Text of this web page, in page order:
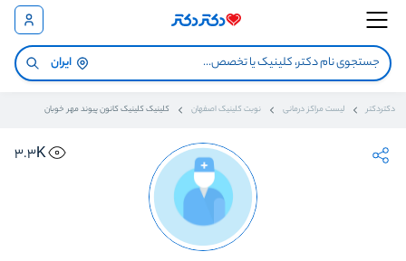
ایران
دکتردکتر لیست مراکز درمانی نوبت کلینیک اصفهان کلینیک کلینیک کانون پیوند مهر خوبان
3.3K